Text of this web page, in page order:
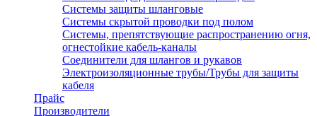
Системы защиты шланговые
Системы скрытой проводки под полом
Системы, препятствующие распространению огня,
огнестойкие кабель-каналы
Соединители для шлангов и рукавов
Электроизоляционные трубы/Трубы для защиты
кабеля
Прайс
Производители